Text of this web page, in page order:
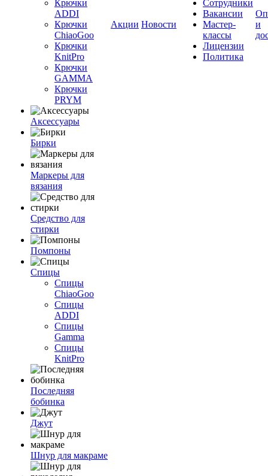
Крючки
ADDI
Крючки
ChiaoGoo
Крючки
KnitPro
Крючки
GAMMA
Крючки
PRYM
Аксессуары
Бирки
Маркеры для
вязания
Средство для
стирки
Помпоны
Спицы
Спицы
ChiaoGoo
Спицы
ADDI
Спицы
Gamma
Спицы
KnitPro
Последняя
бобинка
Джут
Шнур для макраме
Акции Новости
Сотрудники
Вакансии
Мастер-
классы
Лицензии
Политика
и